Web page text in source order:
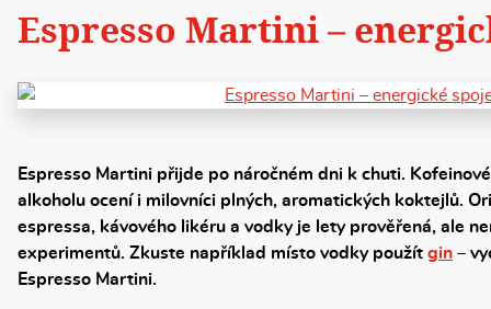
Espresso Martini –
Espresso Martini přijde po náročném dni k chuti.
alkoholu ocení i milovníci plných, aromatických koktejlů.
espressa, kávového likéru a vodky je lety prověřená, ale
experimentů. Zkuste například místo vodky použít gin –
Espresso Martini.